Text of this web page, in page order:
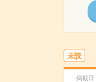
未読
掲載日